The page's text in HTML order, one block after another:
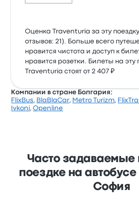
Оценка Traventuria за эту
отзывов: 21). Больше всего
нравится чистота и доступ к
нравится розетки. Билеты на эту
Traventuria стоят от 2 407 ₽
Компании в стране Болгария:
FlixBus, BlaBlaCar, Metro Turizm,
Ivkoni,Openline
Часто задаваемые
поездке на
София